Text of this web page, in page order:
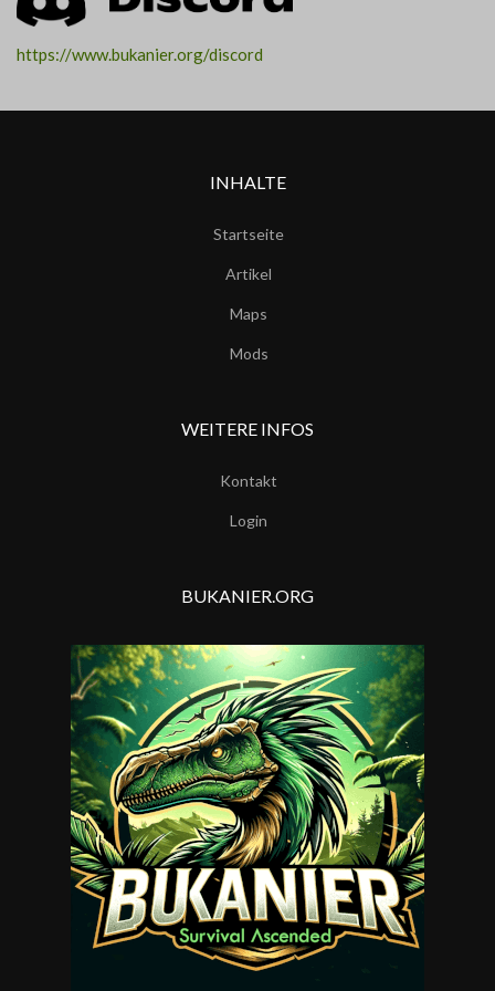
https://www.bukanier.org/discord
INHALTE
Startseite
Artikel
Maps
Mods
WEITERE INFOS
Kontakt
Login
BUKANIER.ORG